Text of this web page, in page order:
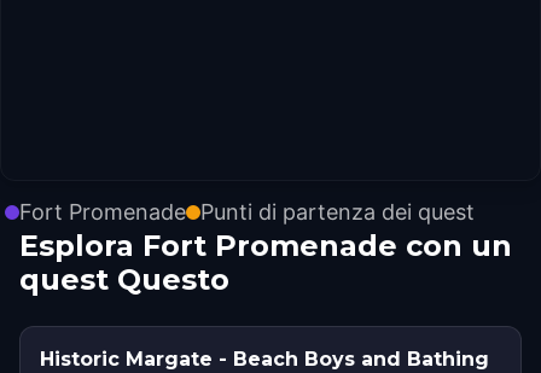
Fort Promenade Punti di partenza dei quest
Esplora Fort Promenade con un
quest Questo
Historic Margate - Beach Boys and Bathing